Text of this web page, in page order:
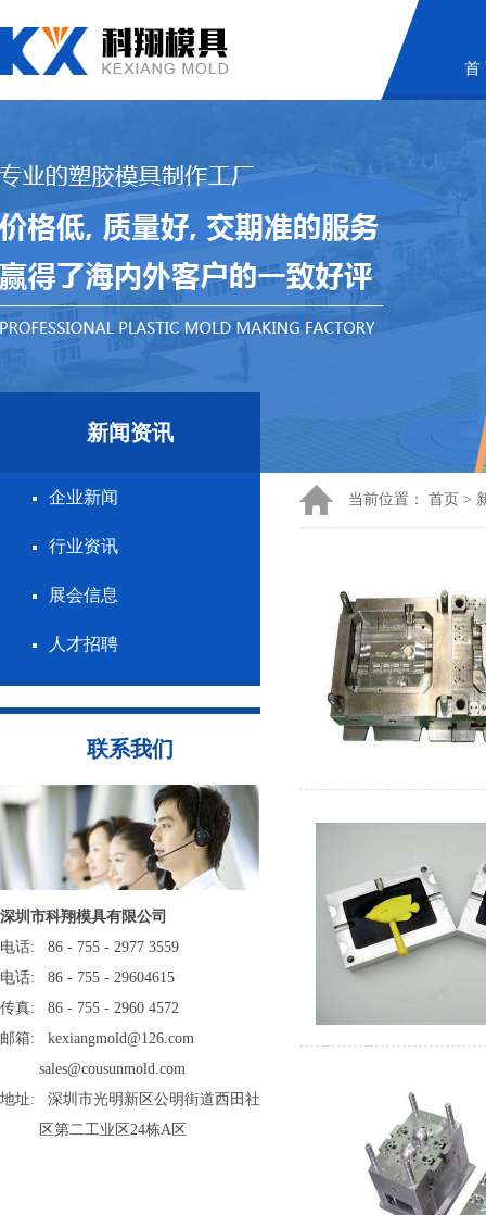
首
新闻资讯
企业新闻
行业资讯
展会信息
人才招聘
联系我们
深圳市科翔模具有限公司
电话: 86 - 755 - 2977 3559
电话: 86 - 755 - 29604615
传真: 86 - 755 - 2960 4572
邮箱: kexiangmold@126.com
sales@cousunmold.com
地址: 深圳市光明新区公明街道西田社
区第二工业区24栋A区
当前位置： 首页 >